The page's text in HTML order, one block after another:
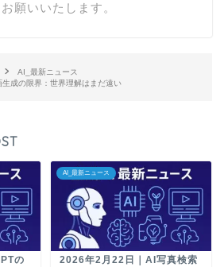
願いいたします。
AI_最新ニュース
成の限界：世界理解はまだ遠い
の
AI_最新ニュース
2026年2月22日｜AI写真検索